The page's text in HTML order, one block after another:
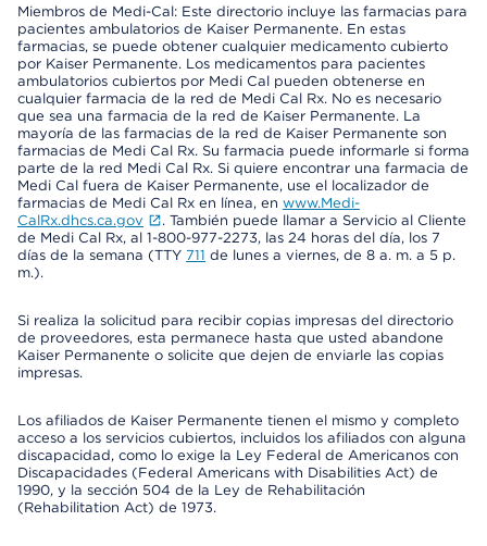
Miembros de Medi-Cal: Este directorio incluye las farmacias para
pacientes ambulatorios de Kaiser Permanente. En estas
farmacias, se puede obtener cualquier medicamento cubierto
por Kaiser Permanente. Los medicamentos para pacientes
ambulatorios cubiertos por Medi Cal pueden obtenerse en
cualquier farmacia de la red de Medi Cal Rx. No es necesario
que sea una farmacia de la red de Kaiser Permanente. La
mayoría de las farmacias de la red de Kaiser Permanente son
farmacias de Medi Cal Rx. Su farmacia puede informarle si forma
parte de la red Medi Cal Rx. Si quiere encontrar una farmacia de
Medi Cal fuera de Kaiser Permanente, use el localizador de
farmacias de Medi Cal Rx en línea, en www.Medi-
CalRx.dhcs.ca.gov
. También puede llamar a Servicio al Cliente
de Medi Cal Rx, al 1-800-977-2273, las 24 horas del día, los 7
días de la semana (TTY 711 de lunes a viernes, de 8 a. m. a 5 p.
m.).
Si realiza la solicitud para recibir copias impresas del directorio
de proveedores, esta permanece hasta que usted abandone
Kaiser Permanente o solicite que dejen de enviarle las copias
impresas.
Los afiliados de Kaiser Permanente tienen el mismo y completo
acceso a los servicios cubiertos, incluidos los afiliados con alguna
discapacidad, como lo exige la Ley Federal de Americanos con
Discapacidades (Federal Americans with Disabilities Act) de
1990, y la sección 504 de la Ley de Rehabilitación
(Rehabilitation Act) de 1973.